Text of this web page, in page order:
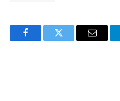
FacebookTwitter Email